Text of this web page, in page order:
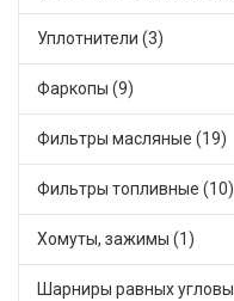
Уплотнители (3)
Фаркопы (9)
Фильтры масляные (19)
Фильтры топливные (10)
Хомуты, зажимы (1)